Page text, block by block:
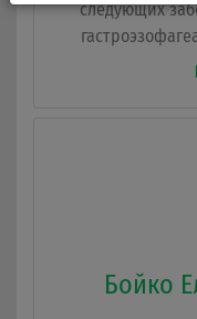
следующих
колит,
книжки,
Бойко